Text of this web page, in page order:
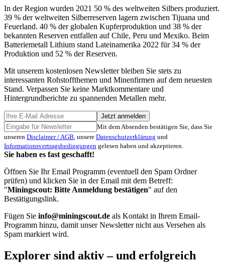
In der Region wurden 2021 50 % des weltweiten Silbers produziert.
39 % der weltweiten Silberreserven lagern zwischen Tijuana und
Feuerland. 40 % der globalen Kupferproduktion und 38 % der
bekannten Reserven entfallen auf Chile, Peru und Mexiko. Beim
Batteriemetall Lithium stand Lateinamerika 2022 für 34 % der
Produktion und 52 % der Reserven.
Mit unserem kostenlosen Newsletter bleiben Sie stets zu
interessanten Rohstoffthemen und Minenfirmen auf dem neuesten
Stand. Verpassen Sie keine Marktkommentare und
Hintergrundberichte zu spannenden Metallen mehr.
Jetzt anmelden
Mit dem Absenden bestätigen Sie, dass Sie
unseren Disclaimer / AGB, unsere Datenschutzerklärung und
Informationsvertragsbedingungen gelesen haben und akzeptieren.
Sie haben es fast geschafft!
Öffnen Sie Ihr Email Programm (eventuell den Spam Ordner
prüfen) und klicken Sie in der Email mit dem Betreff:
"Miningscout: Bitte Anmeldung bestätigen" auf den
Bestätigungslink.
Fügen Sie info@miningscout.de als Kontakt in Ihrem Email-
Programm hinzu, damit unser Newsletter nicht aus Versehen als
Spam markiert wird.
Explorer sind aktiv – und erfolgreich